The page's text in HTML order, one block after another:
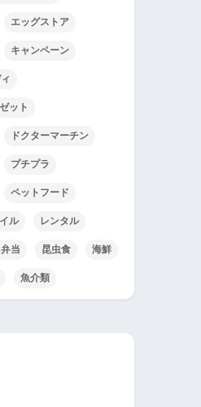
エッグストア
キャンペーン
ット
ドクターマーチン
プチプラ
ペットフード
ル レンタル
弁当 昆虫食 海鮮
魚介類